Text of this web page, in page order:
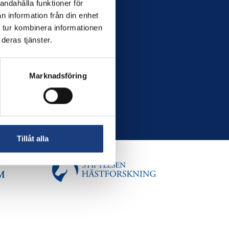
funktioner för
information från din enhet
kombinera informationen
tjänster.
Marknadsföring
Tillåt alla